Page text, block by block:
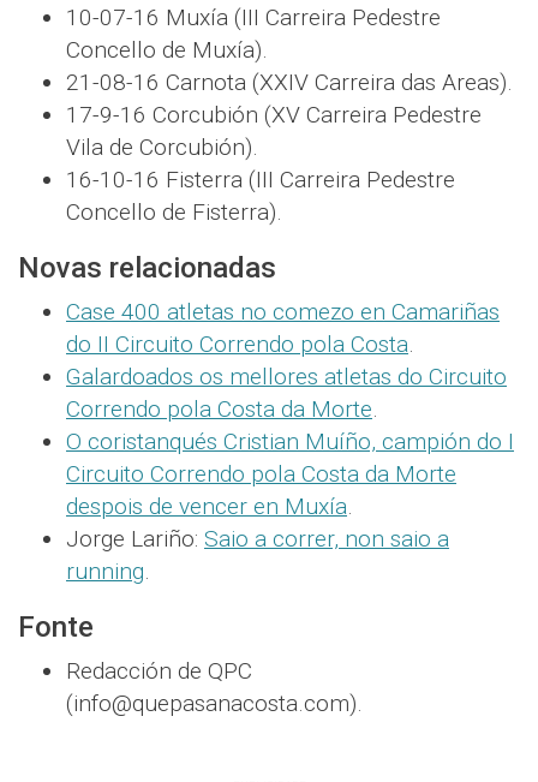
10-07-16 Muxía (III Carreira Pedestre
Concello de Muxía).
21-08-16 Carnota (XXIV Carreira das Areas).
17-9-16 Corcubión (XV Carreira Pedestre
Vila de Corcubión).
16-10-16 Fisterra (III Carreira Pedestre
Concello de Fisterra).
Novas relacionadas
Case 400 atletas no comezo en Camariñas
do II Circuito Correndo pola Costa.
Galardoados os mellores atletas do Circuito
Correndo pola Costa da Morte.
O coristanqués Cristian Muíño, campión do I
Circuito Correndo pola Costa da Morte
despois de vencer en Muxía.
Jorge Lariño: Saio a correr, non saio a
running.
Fonte
Redacción de QPC
(info@quepasanacosta.com).